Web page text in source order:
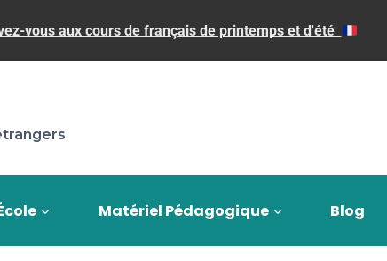
Matériel Pédagogique Blog
vous aux cours de français de printemps et d'été